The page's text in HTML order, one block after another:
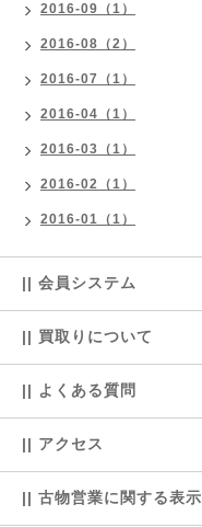
2016-09（1）
2016-08（2）
2016-07（1）
2016-04（1）
2016-03（1）
2016-02（1）
2016-01（1）
|| 会員システム
|| 買取りについて
|| よくある質問
|| アクセス
|| 古物営業に関する表示